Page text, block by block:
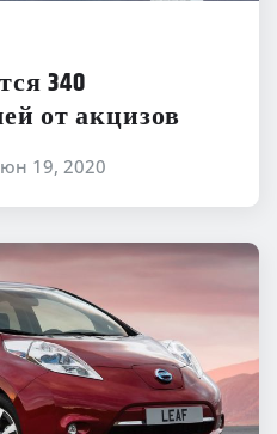
340
от акцизов
19, 2020